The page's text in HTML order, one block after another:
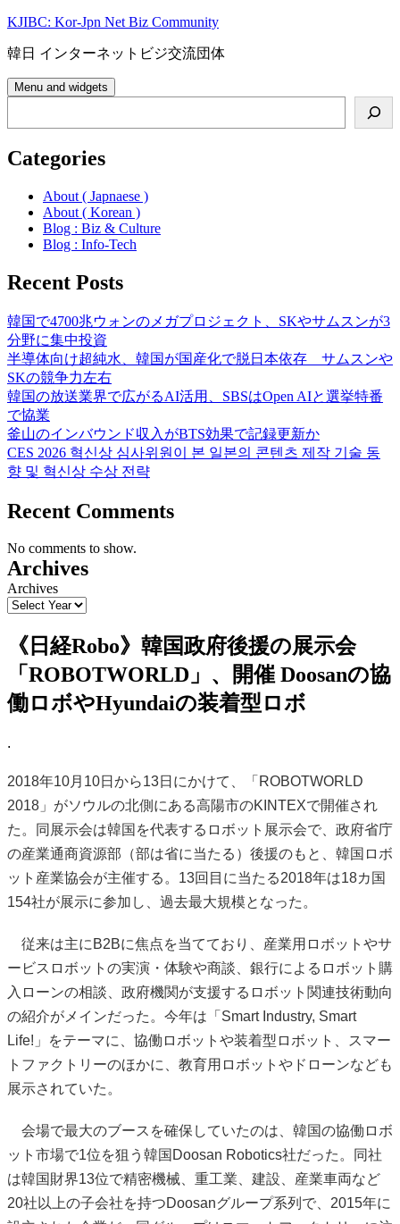
Skip
content
KJIBC: Kor-Jpn Net Biz Community
韓日 インターネットビジ交流団体
Menu and widgets
Categories
About ( Japnaese )
About ( Korean )
Blog : Biz & Culture
Blog : Info-Tech
Recent Posts
韓国で4700兆ウォンのメガプロジェクト、SKやサムスンが3
分野に集中投資
半導体向け超純水、韓国が国産化で脱日本依存 サムスンや
SKの競争力左右
韓国の放送業界で広がるAI活用、SBSはOpen AIと選挙特番
で協業
釜山のインバウンド収入がBTS効果で記録更新か
CES 2026 혁신상 심사위원이 본 일본의 콘텐츠 제작 기술 동
향 및 혁신상 수상 전략
Recent Comments
No comments to show.
Archives
Archives
《日経Robo》韓国政府後援の展示会
「ROBOTWORLD」、開催 Doosanの協
働ロボやHyundaiの装着型ロボ
.
2018年10月10日から13日にかけて、「ROBOTWORLD
2018」がソウルの北側にある高陽市のKINTEXで開催され
た。同展示会は韓国を代表するロボット展示会で、政府省庁
の産業通商資源部（部は省に当たる）後援のもと、韓国ロボ
ット産業協会が主催する。13回目に当たる2018年は18カ国
154社が展示に参加し、過去最大規模となった。
従来は主にB2Bに焦点を当てており、産業用ロボットやサ
ービスロボットの実演・体験や商談、銀行によるロボット購
入ローンの相談、政府機関が支援するロボット関連技術動向
の紹介がメインだった。今年は「Smart Industry, Smart
Life!」をテーマに、協働ロボットや装着型ロボット、スマー
トファクトリーのほかに、教育用ロボットやドローンなども
展示されていた。
会場で最大のブースを確保していたのは、韓国の協働ロボ
ット市場で1位を狙う韓国Doosan Robotics社だった。同社
は韓国財界13位で精密機械、重工業、建設、産業車両など
20社以上の子会社を持つDoosanグループ系列で、2015年に